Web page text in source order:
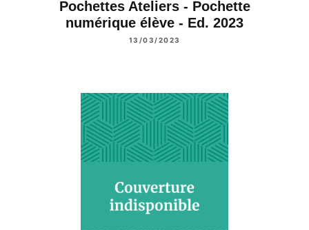
Pochettes Ateliers - Pochette
numérique élève - Ed. 2023
13/03/2023